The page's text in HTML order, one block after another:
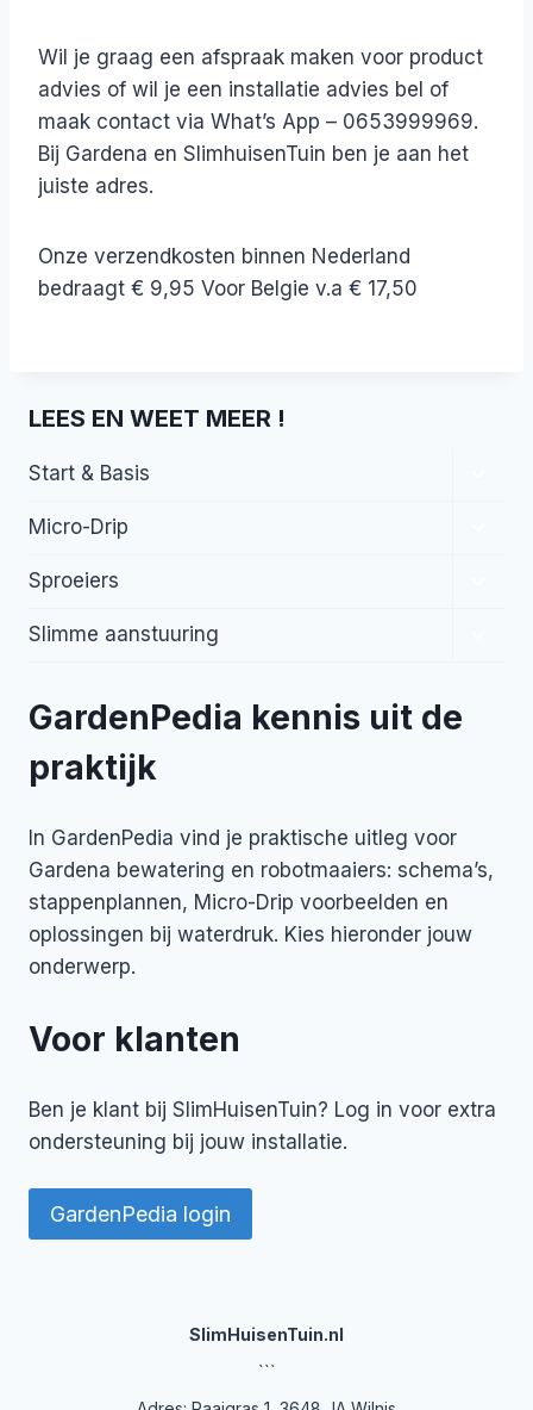
Wil je graag een afspraak maken voor product
advies of wil je een installatie advies bel of
maak contact via What’s App – 0653999969.
Bij Gardena en SlimhuisenTuin ben je aan het
juiste adres.
Onze verzendkosten binnen Nederland
bedraagt € 9,95 Voor Belgie v.a € 17,50
LEES EN WEET MEER !
Start & Basis
Micro-Drip
Sproeiers
Slimme aanstuuring
GardenPedia kennis uit de
praktijk
In GardenPedia vind je praktische uitleg voor
Gardena bewatering en robotmaaiers: schema’s,
stappenplannen, Micro-Drip voorbeelden en
oplossingen bij waterdruk. Kies hieronder jouw
onderwerp.
Voor klanten
Ben je klant bij SlimHuisenTuin? Log in voor extra
ondersteuning bij jouw installatie.
GardenPedia login
SlimHuisenTuin.nl
```